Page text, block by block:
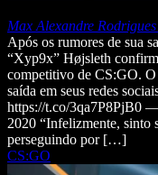
Max Alexandre Rodrigues
Após os rumores de sua
“Xyp9x” Højsleth
competitivo de CS:GO.
saída em seus redes
https://t.co/3qa7P8PjB0
2020 “Infelizmente, sinto
perseguindo por […]
CS:GO